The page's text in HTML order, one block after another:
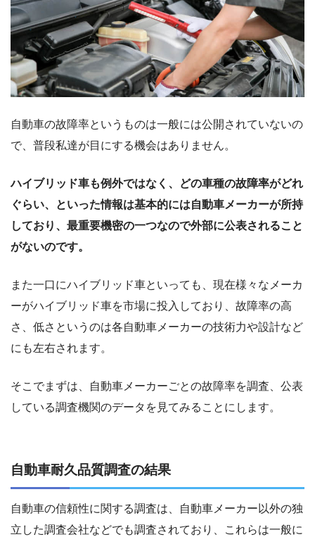
自動車の故障率というものは一般には公開されていないの
で、普段私達が目にする機会はありません。
ハイブリッド車も例外ではなく、どの車種の故障率がどれ
ぐらい、といった情報は基本的には自動車メーカーが所持
しており、最重要機密の一つなので外部に公表されること
がないのです。
また一口にハイブリッド車といっても、現在様々なメーカ
ーがハイブリッド車を市場に投入しており、故障率の高
さ、低さというのは各自動車メーカーの技術力や設計など
にも左右されます。
そこでまずは、自動車メーカーごとの故障率を調査、公表
している調査機関のデータを見てみることにします。
自動車耐久品質調査の結果
自動車の信頼性に関する調査は、自動車メーカー以外の独
立した調査会社などでも調査されており、これらは一般に